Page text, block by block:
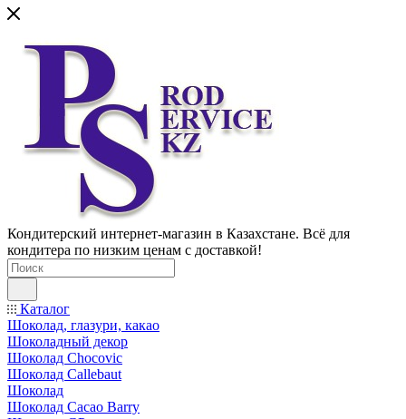
Кондитерский интернет-магазин в Казахстане. Всё для
кондитера по низким ценам с доставкой!
Каталог
Шоколад, глазури, какао
Шоколадный декор
Шоколад Chocovic
Шоколад Callebaut
Шоколад
Шоколад Cacao Barry